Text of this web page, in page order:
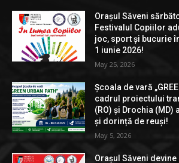
Orașul Săveni
Festivalul Copiilor
joc, sport și bucurie
1 iunie 2026!
May 25, 2026
Școala de vară
cadrul proiectului
(RO) și Drochia (MD)
și dorință de reuși!
May 5, 2026
Orașul Săveni